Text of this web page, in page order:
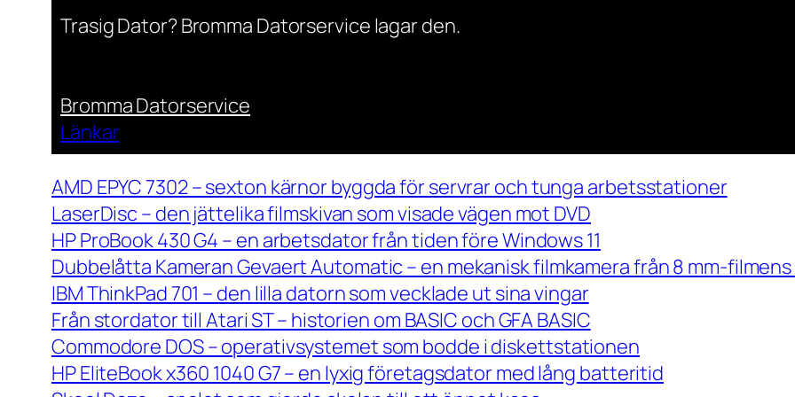
Trasig Dator? Bromma Datorservice lagar den.
Bromma Datorservice
Länkar
AMD EPYC 7302 – sexton kärnor byggda för servrar och tunga arbetsstationer
LaserDisc – den jättelika filmskivan som visade vägen mot DVD
HP ProBook 430 G4 – en arbetsdator från tiden före Windows 11
Dubbelåtta Kameran Gevaert Automatic – en mekanisk filmkamera från 8 mm-
IBM ThinkPad 701 – den lilla datorn som vecklade ut sina vingar
Från stordator till Atari ST – historien om BASIC och GFA BASIC
Commodore DOS – operativsystemet som bodde i diskettstationen
HP EliteBook x360 1040 G7 – en lyxig företagsdator med lång batteritid